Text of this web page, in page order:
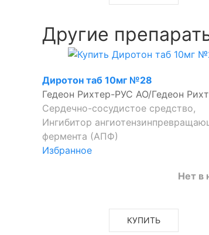
Другие
Диротон таб 10мг №28
Гедеон Рихтер-РУС АО/Гедеон
Сердечно-сосудистое средство,
Ингибитор
фермента (АПФ)
Избранное
Нет в
КУПИТЬ